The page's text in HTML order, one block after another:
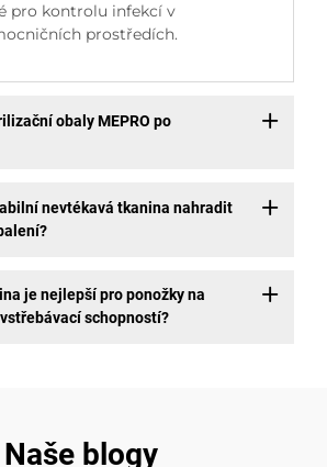
pro kontrolu infekcí v
prostředích.
obaly MEPRO po
nevtékavá tkanina nahradit
je nejlepší pro ponožky na
schopností?
Naše blogy